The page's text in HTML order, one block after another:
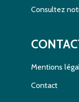
Consultez
Mentions
Contact